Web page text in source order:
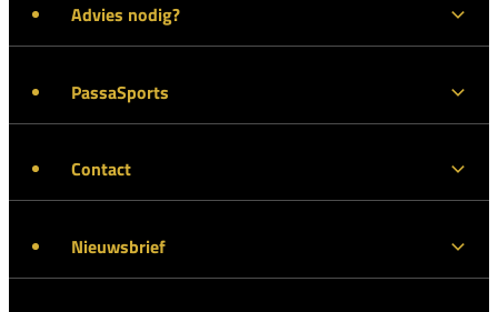
Advies nodig?
PassaSports
Contact
Nieuwsbrief